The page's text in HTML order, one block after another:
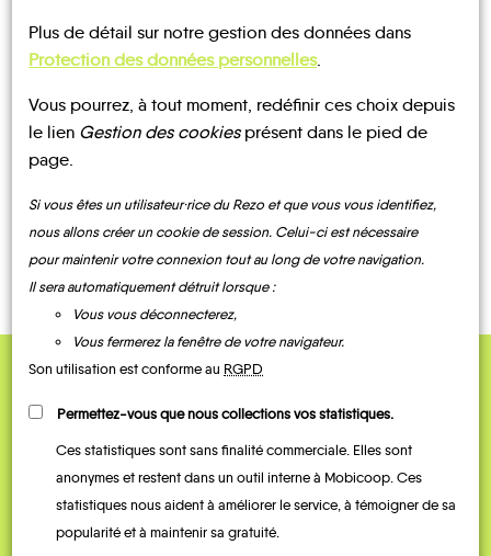
UN AVIS, UN TÉMOIGNAGE
À PARTAGER ?
CONTACTEZ-NOUS !
QUELQUES
Témoignages
Plus de détail sur notre gestion des données dans
Protection des données personnelles.
Vous pourrez, à tout moment, redéfinir ces choix depuis
le lien Gestion des cookiesprésent dans le pied de
page.
Si vous êtes un utilisateur·rice du Rezo et que vous vous identifiez,
nous allons créer un cookie de session. Celui-ci est nécessaire
pour maintenir votre connexion tout au long de votre navigation.
Il sera automatiquement détruit lorsque :
Vous vous déconnecterez,
Vous fermerez la fenêtre de votre navigateur.
Son utilisation est conforme au RGPD
Permettez-vous que nous collections vos statistiques.
Ces statistiques sont sans finalité commerciale. Elles sont
anonymes et restent dans un outil interne à Mobicoop. Ces
statistiques nous aident à améliorer le service, à témoigner de sa
popularité et à maintenir sa gratuité.